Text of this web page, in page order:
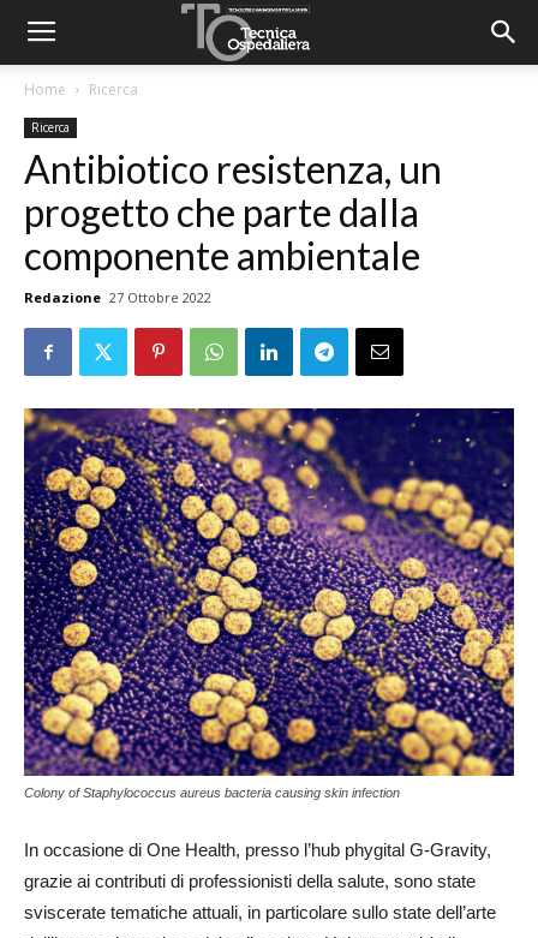
Home Ricerca
Ricerca
Antibiotico resistenza, un
progetto che parte dalla
componente ambientale
Redazione 27 Ottobre 2022
Colony of Staphylococcus aureus bacteria causing skin infection
In occasione di One Health, presso l’hub phygital G-Gravity,
grazie ai contributi di professionisti della salute, sono state
sviscerate tematiche attuali, in particolare sullo state dell’arte